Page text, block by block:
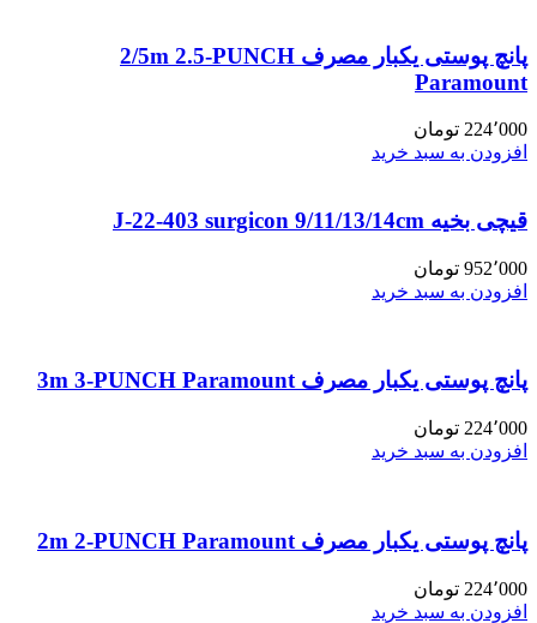
پانچ پوستی یکبار مصرف 2/5m 2.5-PUNCH
Paramount
224٬000 تومان
افزودن به سبد خرید
قیچی بخیه J-22-403 surgicon 9/11/13/14cm
952٬000 تومان
افزودن به سبد خرید
پانچ پوستی یکبار مصرف 3m 3-PUNCH Paramount
224٬000 تومان
افزودن به سبد خرید
پانچ پوستی یکبار مصرف 2m 2-PUNCH Paramount
224٬000 تومان
افزودن به سبد خرید